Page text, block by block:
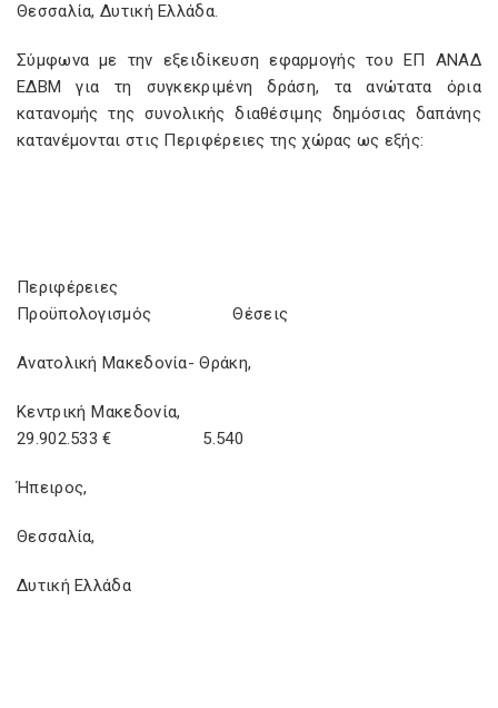
Θεσσαλία, Δυτική Ελλάδα.
Σύμφωνα με την εξειδίκευση εφαρμογής του ΕΠ ΑΝΑΔ
ΕΔΒΜ για τη συγκεκριμένη δράση, τα ανώτατα όρια
κατανομής της συνολικής διαθέσιμης δημόσιας δαπάνης
κατανέμονται στις Περιφέρειες της χώρας ως εξής:
Περιφέρειες
Προϋπολογισμός Θέσεις
Ανατολική Μακεδονία- Θράκη,
Κεντρική Μακεδονία,
29.902.533 € 5.540
Ήπειρος,
Θεσσαλία,
Δυτική Ελλάδα